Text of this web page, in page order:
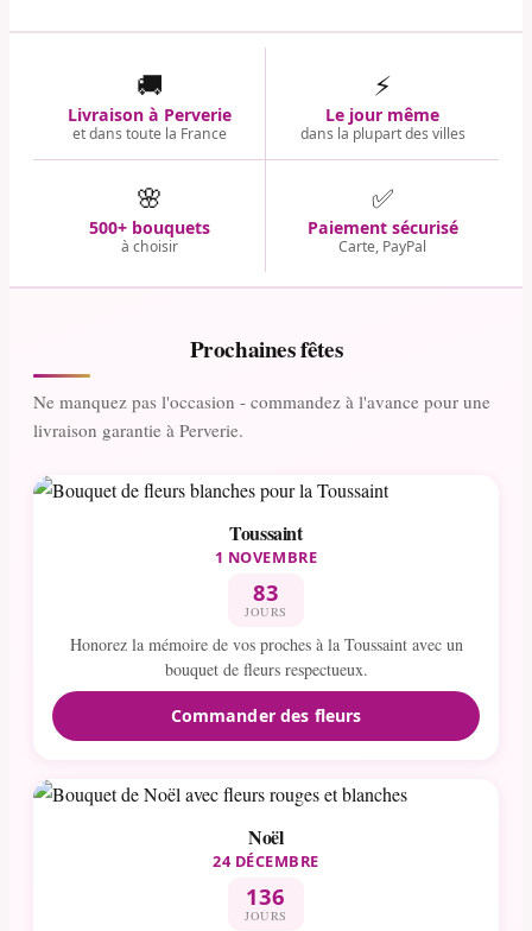
🚚
Livraison à Perverie
et dans toute la France
⚡
Le jour même
dans la plupart des villes
🌸
500+ bouquets
à choisir
✅
Paiement sécurisé
Carte, PayPal
Prochaines fêtes
Ne manquez pas l'occasion - commandez à l'avance pour une
livraison garantie à Perverie.
Toussaint
1 NOVEMBRE
83
JOURS
Honorez la mémoire de vos proches à la Toussaint avec un
bouquet de fleurs respectueux.
Commander des fleurs
Noël
24 DÉCEMBRE
136
JOURS